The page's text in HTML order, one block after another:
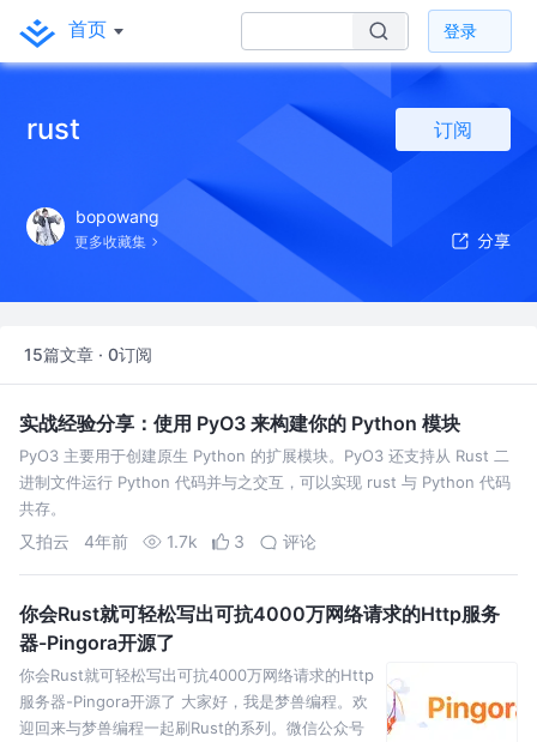
首页 登录
rust 订阅
bopowang
更多收藏集
15篇文章 · 0订阅
实战经验分享：使用 PyO3 来构建你的 Python 模块
PyO3 主要用于创建原生 Python 的扩展模块。PyO3 还支持从 Rust 二
进制文件运行 Python 代码并与之交互，可以实现 rust 与 Python 代码
共存。
又拍云 4年前 1.7k 3 评论
你会Rust就可轻松写出可抗4000万网络请求的Http服务
器-Pingora开源了
你会Rust就可轻松写出可抗4000万网络请求的Http
服务器-Pingora开源了 大家好，我是梦兽编程。欢
迎回来与梦兽编程一起刷Rust的系列。微信公众号